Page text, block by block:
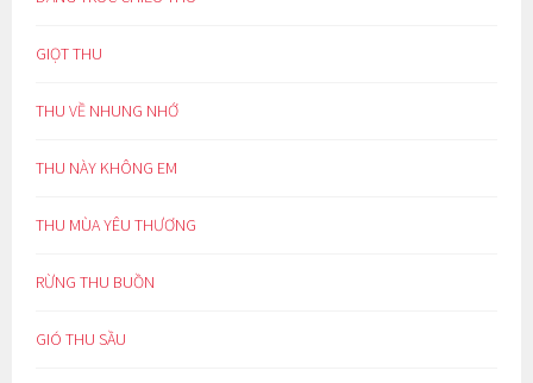
GIỌT THU
THU VỀ NHUNG NHỚ
THU NÀY KHÔNG EM
THU MÙA YÊU THƯƠNG
RỪNG THU BUỒN
GIÓ THU SẦU